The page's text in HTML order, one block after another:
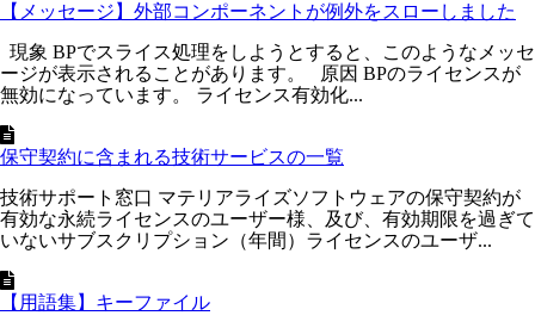
【メッセージ】外部コンポーネントが例外をスローしました
現象 BPでスライス処理をしようとすると、このようなメッセ
ージが表示されることがあります。 原因 BPのライセンスが
無効になっています。 ライセンス有効化...
保守契約に含まれる技術サービスの一覧
技術サポート窓口 マテリアライズソフトウェアの保守契約が
有効な永続ライセンスのユーザー様、及び、有効期限を過ぎて
いないサブスクリプション（年間）ライセンスのユーザ...
【用語集】キーファイル